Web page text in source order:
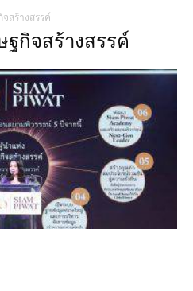
สร้างสรรค์
ฐกิจสร้างสรรค์